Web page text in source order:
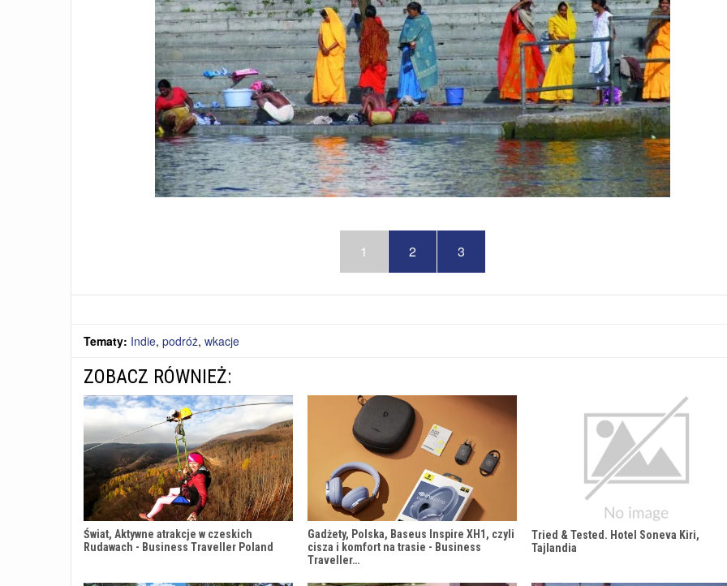
1 2 3
Tematy: Indie, podróż, wkacje
ZOBACZ RÓWNIEŻ:
Świat, Aktywne atrakcje w czeskich
Rudawach - Business Traveller Poland
Gadżety, Polska, Baseus Inspire XH1, czyli
cisza i komfort na trasie - Business
Traveller…
Tried & Tested. Hotel Soneva Kiri,
Tajlandia